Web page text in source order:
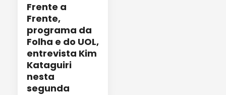
Frente a
Frente,
programa da
Folha e do UOL,
entrevista Kim
Kataguiri
nesta
segunda